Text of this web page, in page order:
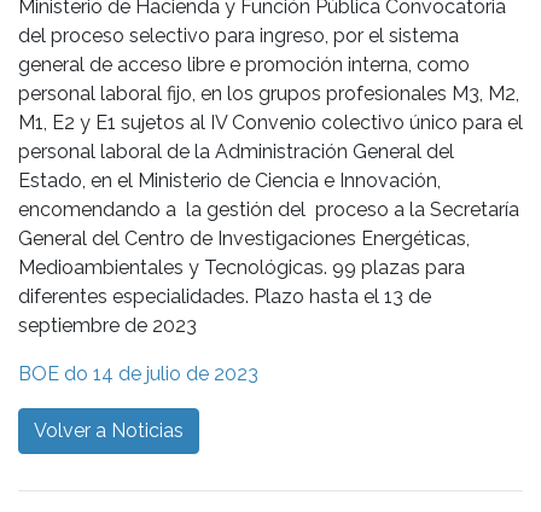
Ministerio de Hacienda y Función Pública Convocatoria
del proceso selectivo para ingreso, por el sistema
general de acceso libre e promoción interna, como
personal laboral fijo, en los grupos profesionales M3, M2,
M1, E2 y E1 sujetos al IV Convenio colectivo único para el
personal laboral de la Administración General del
Estado, en el Ministerio de Ciencia e Innovación,
encomendando a la gestión del proceso a la Secretaría
General del Centro de Investigaciones Energéticas,
Medioambientales y Tecnológicas. 99 plazas para
diferentes especialidades. Plazo hasta el 13 de
septiembre de 2023
BOE do 14 de julio de 2023
Volver a Noticias